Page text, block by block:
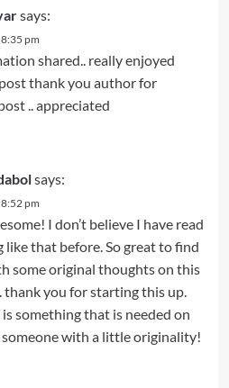
says:
pm
shared.. really enjoyed
thank you author for
.. appreciated
says:
pm
I don’t believe I have read
like that before. So great to find
some original thoughts on this
thank you for starting this up.
something that is needed on
with a little originality!